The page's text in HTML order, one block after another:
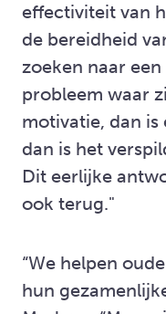
effectiviteit van
de bereidheid
zoeken naar
probleem waar
motivatie, dan is
dan is het
Dit eerlijke
ook terug."
“We helpen
hun